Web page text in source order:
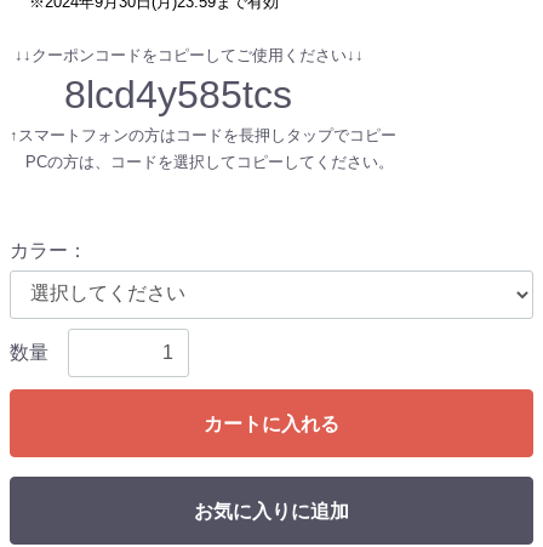
↓↓クーポンコードをコピーしてご使用ください↓↓
8lcd4y585tcs
↑スマートフォンの方はコードを長押しタップでコピー
PCの方は、コードを選択してコピーしてください。
カラー ：
数量
カートに入れる
お気に入りに追加